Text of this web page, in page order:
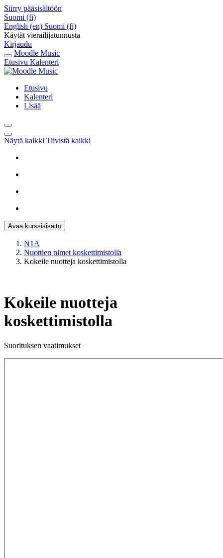
Siirry pääsisältöön
Suomi ‎(fi)‎
English ‎(en)‎ Suomi ‎(fi)‎
Käytät vierailijatunnusta
Kirjaudu
Moodle Music
Etusivu Kalenteri
Etusivu
Kalenteri
Lisää
Näytä kaikki Tiivistä kaikki
Avaa kurssisisältö
N1A
Nuottien nimet koskettimistolla
Kokeile nuotteja koskettimistolla
Kokeile nuotteja
koskettimistolla
Suorituksen vaatimukset